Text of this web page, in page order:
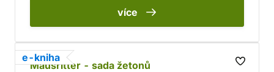
více
e-kniha
Mausritter - sada žetonů